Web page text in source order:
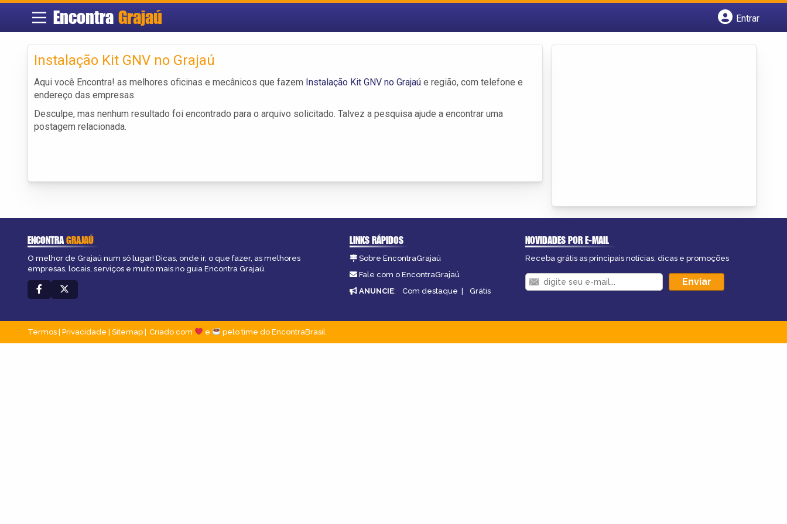
Encontra Grajaú
Entrar
Instalação Kit GNV no Grajaú
Aqui você Encontra! as melhores oficinas e mecânicos que fazem Instalação Kit GNV no Grajaú e região, com telefone e
endereço das empresas.
Desculpe, mas nenhum resultado foi encontrado para o arquivo solicitado. Talvez a pesquisa ajude a encontrar uma
postagem relacionada.
ENCONTRAGRAJAÚ
O melhor de Grajaú num só lugar! Dicas, onde ir, o que fazer, as melhores
empresas, locais, serviços e muito mais no guia Encontra Grajaú.
LINKS RÁPIDOS
Sobre EncontraGrajaú
Fale com o EncontraGrajaú
ANUNCIE: Com destaque | Grátis
NOVIDADES POR E-MAIL
Receba grátis as principais notícias, dicas e promoções
Termos Privacidade Sitemap Criado com e pelo time do EncontraBrasil